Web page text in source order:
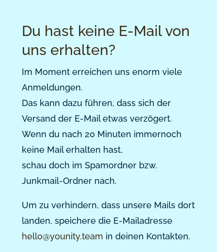
Du hast keine E-Mail von
uns erhalten?
Im Moment erreichen uns enorm viele
Anmeldungen.
Das kann dazu führen, dass sich der
Versand der E-Mail etwas verzögert.
Wenn du nach 20 Minuten immernoch
keine Mail erhalten hast,
schau doch im Spamordner bzw.
Junkmail-Ordner nach.
Um zu verhindern, dass unsere Mails dort
landen, speichere die E-Mailadresse
hello@younity.team in deinen Kontakten.